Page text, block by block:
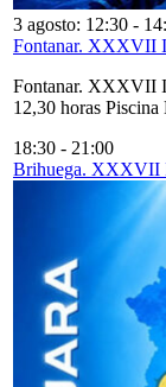
3 agosto: 12:30 -
Fontanar. XXXVII
Fontanar. XXXVII
12,30 horas
18:30 - 21:00
Brihuega. XXXVII